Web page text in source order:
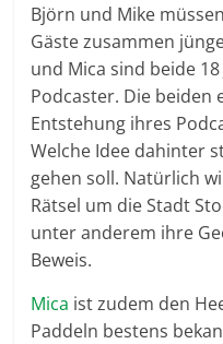
Björn und Mike
Gäste zusammen
und Mica sind beide
Podcaster. Die beiden
Entstehung ihres
Welche Idee dahinter
gehen soll. Natürlich
Rätsel um die Stadt
unter anderem ihre
Beweis.
Mica ist zudem den
Paddeln bestens